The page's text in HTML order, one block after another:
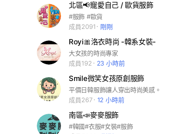
北區📢寵愛自己 / 歐貨服飾
#服飾 #歐貨
成員2091
剛剛
Royi🎀洛衣時尚 -韓系女裝-
大女孩的時尚專家
成員192
23 小時前
Smile微笑女孩原創服飾
平價日韓服飾讓人穿出時尚美感。
成員267
12 小時前
南區📣麥麥服飾
#韓國#衣服#女裝#服飾